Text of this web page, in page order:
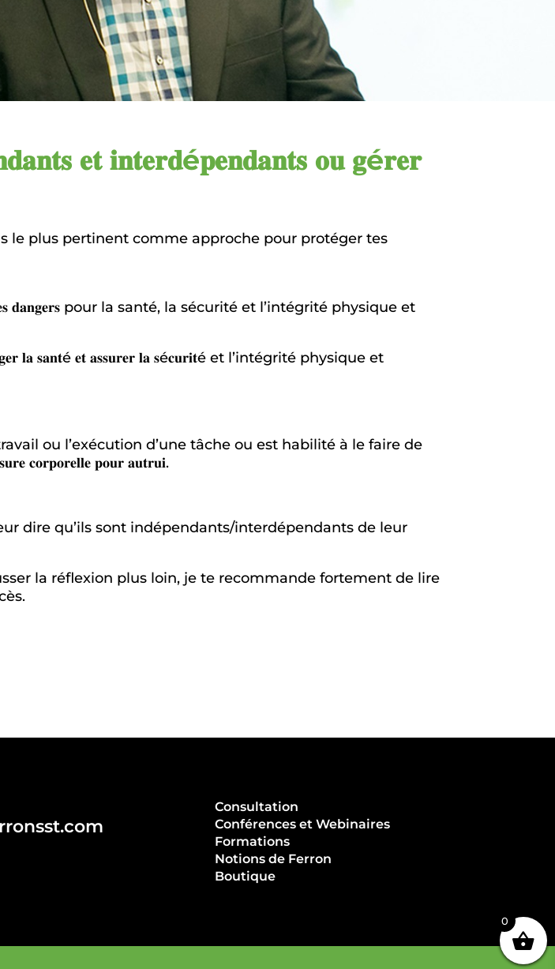
𝐞𝐭 𝐢𝐧𝐭𝐞𝐫𝐝é𝐩𝐞𝐧𝐝𝐚𝐧𝐭𝐬 𝐨𝐮 𝐠é𝐫𝐞𝐫
le plus pertinent comme approche pour protéger tes
𝐝𝐞𝐬 𝐝𝐚𝐧𝐠𝐞𝐫𝐬 pour la santé, la sécurité et l’intégrité physique et
𝐥𝐚 𝐬𝐚𝐧𝐭é 𝐞𝐭 𝐚𝐬𝐬𝐮𝐫𝐞𝐫 𝐥𝐚 𝐬é𝐜𝐮𝐫𝐢𝐭é et l’intégrité physique et
travail ou l’exécution d’une tâche ou est habilité à le faire de
𝐜𝐨𝐫𝐩𝐨𝐫𝐞𝐥𝐥𝐞 𝐩𝐨𝐮𝐫 𝐚𝐮𝐭𝐫𝐮𝐢.
dire qu’ils sont indépendants/interdépendants de leur
la réflexion plus loin, je te recommande fortement de lire
Consultation
Conférences et Webinaires
Formations
Notions de Ferron
Boutique
0